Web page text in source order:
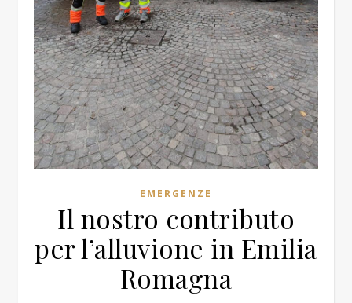
EMERGENZE
Il nostro contributo
per l’alluvione in Emilia
Romagna